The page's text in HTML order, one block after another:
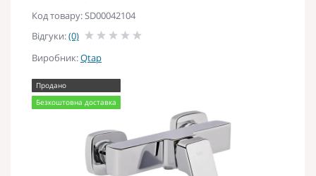
Код товару: SD00042104
Відгуки:(0)
Виробник:Qtap
Продано
Безкоштовна доставка